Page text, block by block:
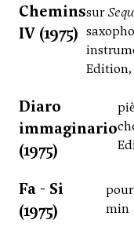
Chemins
IV (1975)
sur
Edition,
Diaro
immaginario
(1975)
Fa - Si
(1975)
min